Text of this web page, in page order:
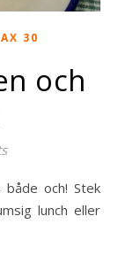
30
och
lunch eller